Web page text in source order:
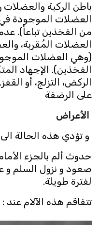
باطن الركبة
العضلات الموجودة في
من الفخذين تباعاً).
العضلات المُقربة،
(وهي العضلات
الفخذين). الإجهاد
الركض، التزلج، أو
على الرضفة
الأعراض
و تؤدي هذه الحالة الى
حدوث ألم بالجزء
صعود و نزول السلم و
لفترة طويلة.
تتفاقم هذه الآلام عند :